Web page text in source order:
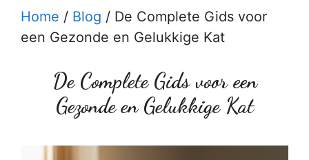
Home / Blog / De Complete Gids voor
een Gezonde en Gelukkige Kat
De Complete Gids voor een
Gezonde en Gelukkige Kat